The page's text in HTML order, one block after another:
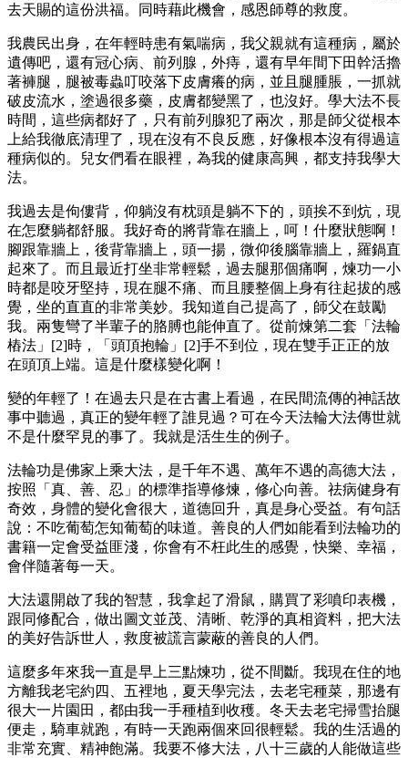
去天賜的這份洪福。同時藉此機會，感恩師尊的救度。
我農民出身，在年輕時患有氣喘病，我父親就有這種病，屬於
遺傳吧，還有冠心病、前列腺，外痔，還有早年間下田幹活擼
著褲腿，腿被毒蟲叮咬落下皮膚癢的病，並且腿腫脹，一抓就
破皮流水，塗過很多藥，皮膚都變黑了，也沒好。學大法不長
時間，這些病都好了，只有前列腺犯了兩次，那是師父從根本
上給我徹底清理了，現在沒有不良反應，好像根本沒有得過這
種病似的。兒女們看在眼裡，為我的健康高興，都支持我學大
法。
我過去是佝僂背，仰躺沒有枕頭是躺不下的，頭挨不到炕，現
在怎麼躺都舒服。我好奇的將背靠在牆上，呵！什麼狀態啊！
腳跟靠牆上，後背靠牆上，頭一揚，微仰後腦靠牆上，羅鍋直
起來了。而且最近打坐非常輕鬆，過去腿那個痛啊，煉功一小
時都是咬牙堅持，現在腿不痛、而且腰整個上身有往起拔的感
覺，坐的直直的非常美妙。我知道自己提高了，師父在鼓勵
我。兩隻彎了半輩子的胳膊也能伸直了。從前煉第二套「法輪
樁法」[2]時，「頭頂抱輪」[2]手不到位，現在雙手正正的放
在頭頂上端。這是什麼樣變化啊！
變的年輕了！在過去只是在古書上看過，在民間流傳的神話故
事中聽過，真正的變年輕了誰見過？可在今天法輪大法傳世就
不是什麼罕見的事了。我就是活生生的例子。
法輪功是佛家上乘大法，是千年不遇、萬年不遇的高德大法，
按照「真、善、忍」的標準指導修煉，修心向善。祛病健身有
奇效，身體的變化會很大，道德回升，真是身心受益。有句話
說：不吃葡萄怎知葡萄的味道。善良的人們如能看到法輪功的
書籍一定會受益匪淺，你會有不枉此生的感覺，快樂、幸福，
會伴隨著每一天。
大法還開啟了我的智慧，我拿起了滑鼠，購買了彩噴印表機，
跟同修配合，做出圖文並茂、清晰、乾淨的真相資料，把大法
的美好告訴世人，救度被謊言蒙蔽的善良的人們。
這麼多年來我一直是早上三點煉功，從不間斷。我現在住的地
方離我老宅約四、五裡地，夏天學完法，去老宅種菜，那邊有
很大一片園田，都由我一手種植到收穫。冬天去老宅掃雪抬腿
便走，騎車就跑，有時一天跑兩個來回很輕鬆。我的生活過的
非常充實、精神飽滿。我要不修大法，八十三歲的人能做這些